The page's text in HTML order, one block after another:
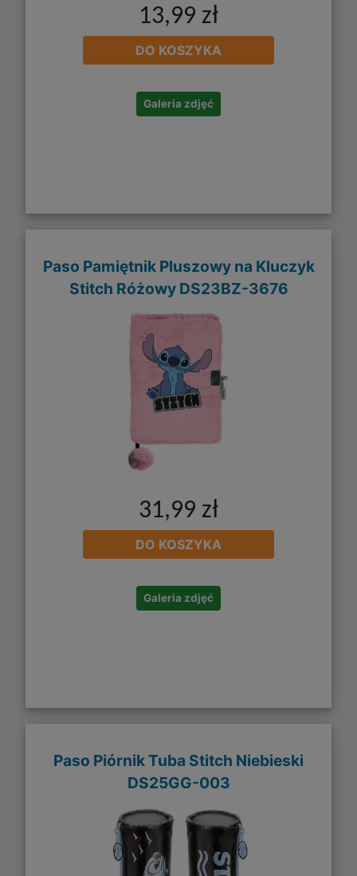
13,99 zł
DO KOSZYKA
Galeria zdjęć
Paso Pamiętnik Pluszowy na Kluczyk
Stitch Różowy DS23BZ-3676
31,99 zł
DO KOSZYKA
Galeria zdjęć
Paso Piórnik Tuba Stitch Niebieski
DS25GG-003